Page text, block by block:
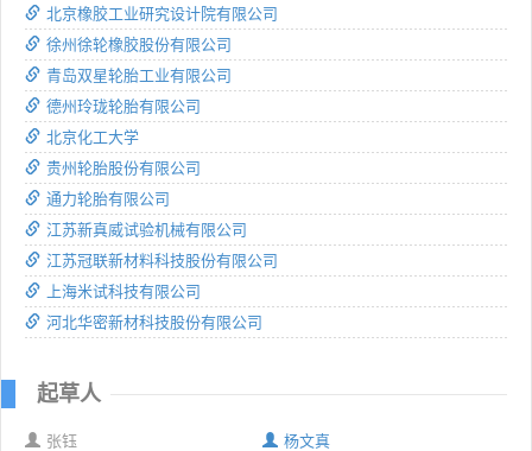
北京橡胶工业研究设计院有限公司
徐州徐轮橡胶股份有限公司
青岛双星轮胎工业有限公司
德州玲珑轮胎有限公司
北京化工大学
贵州轮胎股份有限公司
通力轮胎有限公司
江苏新真威试验机械有限公司
江苏冠联新材料科技股份有限公司
上海米试科技有限公司
河北华密新材科技股份有限公司
起草人
张钰
杨文真